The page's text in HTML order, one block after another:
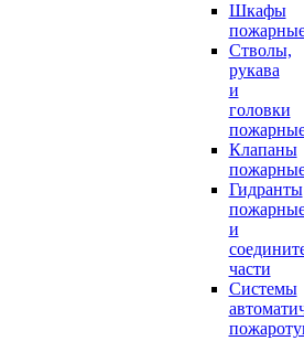
Шкафы
Стволы,
рукава
и
головки
Клапаны
Гидранты
и
части
Системы